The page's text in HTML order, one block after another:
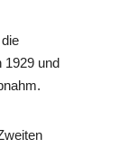
1929 und